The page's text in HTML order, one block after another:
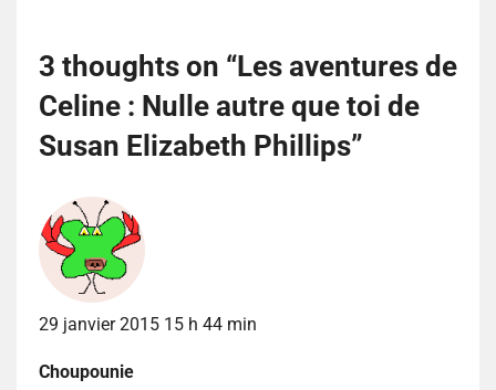
3 thoughts on “Les aventures de
Celine : Nulle autre que toi de
Susan Elizabeth Phillips”
29 janvier 2015 15 h 44 min
Choupounie